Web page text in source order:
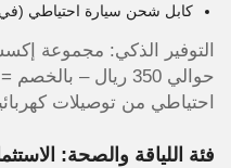
كابل شحن سيارة احتياطي (في
التوفير الذكي: مجموعة
احتياطي من توصيلات
فئة اللياقة والصحة: